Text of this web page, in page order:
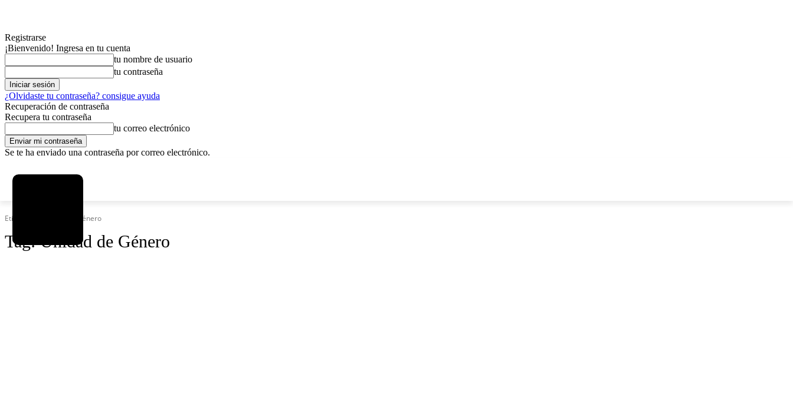
Registrarse
¡Bienvenido! Ingresa en tu cuenta
tu nombre de usuario
tu contraseña
¿Olvidaste tu contraseña? consigue ayuda
Recuperación de contraseña
Recupera tu contraseña
tu correo electrónico
Se te ha enviado una contraseña por correo electrónico.
Etiquetas Unidad de Género
Tag:Unidad de Género